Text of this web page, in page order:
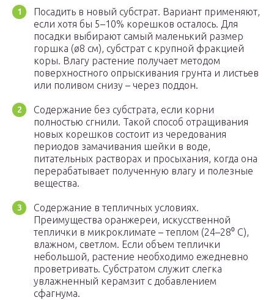
Посадить в новый субстрат. Вариант применяют,
если хотя бы 5–10% корешков осталось. Для
посадки выбирают самый маленький размер
горшка (ø8 см), субстрат с крупной фракцией
коры. Влагу растение получает методом
поверхностного опрыскивания грунта и листьев
или поливом снизу – через поддон.
Содержание без субстрата, если корни
полностью сгнили. Такой способ отращивания
новых корешков состоит из чередования
периодов замачивания шейки в воде,
питательных растворах и просыхания, когда она
перерабатывает полученную влагу и полезные
вещества.
Содержание в тепличных условиях.
Преимущества оранжереи, искусственной
теплички в микроклимате – теплом (24–28⁰ С),
влажном, светлом. Если объем теплички
небольшой, растение необходимо ежедневно
проветривать. Субстратом служит слегка
увлажненный керамзит с добавлением
сфагнума.